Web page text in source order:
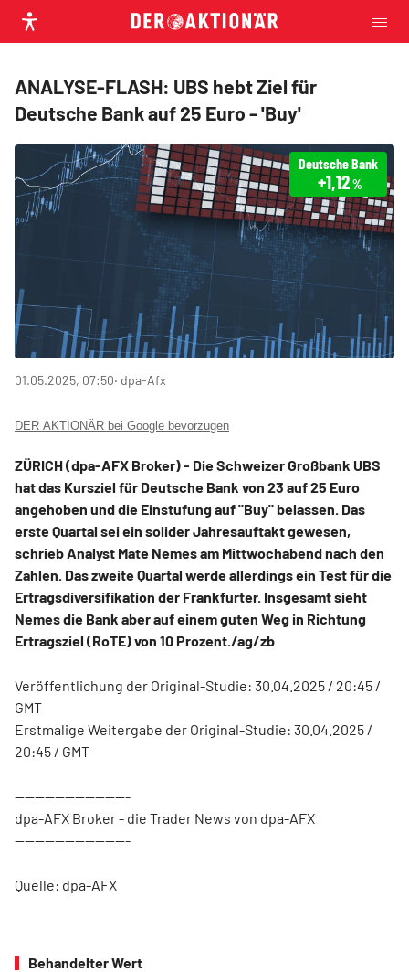
ANALYSE-FLASH: UBS hebt Ziel für
Deutsche Bank auf 25 Euro - 'Buy'
Deutsche Bank
+1,12%
01.05.2025, 07:50‧ dpa-Afx
DER AKTIONÄR bei Google bevorzugen
ZÜRICH (dpa-AFX Broker) - Die Schweizer Großbank UBS
hat das Kursziel für Deutsche Bank von 23 auf 25 Euro
angehoben und die Einstufung auf "Buy" belassen. Das
erste Quartal sei ein solider Jahresauftakt gewesen,
schrieb Analyst Mate Nemes am Mittwochabend nach den
Zahlen. Das zweite Quartal werde allerdings ein Test für die
Ertragsdiversifikation der Frankfurter. Insgesamt sieht
Nemes die Bank aber auf einem guten Weg in Richtung
Ertragsziel (RoTE) von 10 Prozent./ag/zb
Veröffentlichung der Original-Studie: 30.04.2025 / 20:45 /
GMT
Erstmalige Weitergabe der Original-Studie: 30.04.2025 /
20:45 / GMT
-----------------------
dpa-AFX Broker - die Trader News von dpa-AFX
-----------------------
Quelle: dpa-AFX
Behandelter Wert